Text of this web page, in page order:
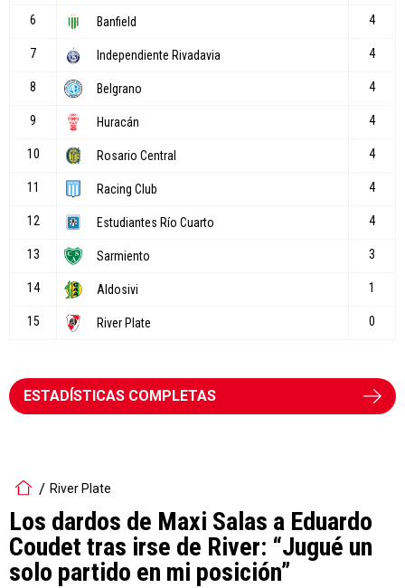
ESTADÍSTICAS COMPLETAS
River Plate
Los dardos de Maxi Salas a Eduardo
Coudet tras irse de River: “Jugué un
solo partido en mi posición”